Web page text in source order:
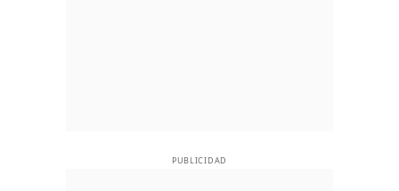
PUBLICIDAD